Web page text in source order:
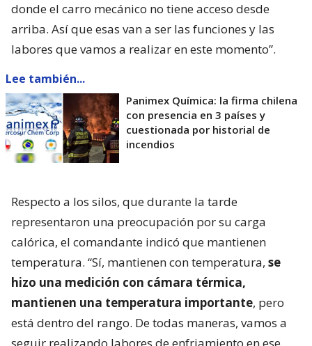
donde el carro mecánico no tiene acceso desde
arriba. Así que esas van a ser las funciones y las
labores que vamos a realizar en este momento”.
Lee también...
Panimex Química: la firma chilena
con presencia en 3 países y
cuestionada por historial de
incendios
Respecto a los silos, que durante la tarde
representaron una preocupación por su carga
calórica, el comandante indicó que mantienen
temperatura. “Sí, mantienen con temperatura, se
hizo una medición con cámara térmica,
mantienen una temperatura importante, pero
está dentro del rango. De todas maneras, vamos a